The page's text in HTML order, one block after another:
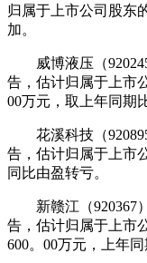
归属于上市公司股东
加。
威博液压（920245
告，估计归属于上市
00万元，取上年同期
花溪科技（920895
告，估计归属于上市
同比由盈转亏。
新赣江（920367）
告，估计归属于上市
600。00万元，上年同